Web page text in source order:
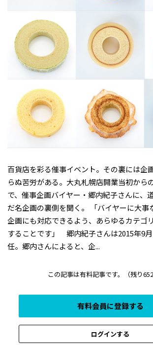
百貨店を彩る催事イベント。その裏には企
らぬ苦労がある。大丸札幌店開業当初から
で、催事企画バイヤー・郷内紀子さんに、
だ名企画の裏側を聞く。 「バイヤーに大事
企画にも対応できるよう、あらゆるカテゴ
することです」 郷内紀子さんは2015年9
任。郷内さんによると、企...
この記事は有料記事です。 （残り
有料会員に登録する
ログインする